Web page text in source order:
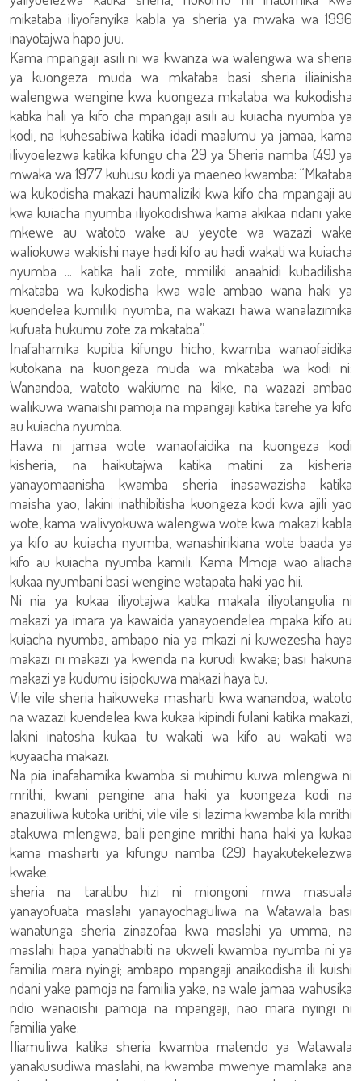
mikataba iliyofanyika kabla ya sheria ya mwaka wa 1996
inayotajwa hapo juu.
Kama mpangaji asili ni wa kwanza wa walengwa wa sheria
ya kuongeza muda wa mkataba basi sheria iliainisha
walengwa wengine kwa kuongeza mkataba wa kukodisha
katika hali ya kifo cha mpangaji asili au kuiacha nyumba ya
kodi, na kuhesabiwa katika idadi maalumu ya jamaa, kama
ilivyoelezwa katika kifungu cha 29 ya Sheria namba (49) ya
mwaka wa 1977 kuhusu kodi ya maeneo kwamba: “Mkataba
wa kukodisha makazi haumaliziki kwa kifo cha mpangaji au
kwa kuiacha nyumba iliyokodishwa kama akikaa ndani yake
mkewe au watoto wake au yeyote wa wazazi wake
waliokuwa wakiishi naye hadi kifo au hadi wakati wa kuiacha
nyumba ... katika hali zote, mmiliki anaahidi kubadilisha
mkataba wa kukodisha kwa wale ambao wana haki ya
kuendelea kumiliki nyumba, na wakazi hawa wanalazimika
kufuata hukumu zote za mkataba”.
Inafahamika kupitia kifungu hicho, kwamba wanaofaidika
kutokana na kuongeza muda wa mkataba wa kodi ni:
Wanandoa, watoto wakiume na kike, na wazazi ambao
walikuwa wanaishi pamoja na mpangaji katika tarehe ya kifo
au kuiacha nyumba.
Hawa ni jamaa wote wanaofaidika na kuongeza kodi
kisheria, na haikutajwa katika matini za kisheria
yanayomaanisha kwamba sheria inasawazisha katika
maisha yao, lakini inathibitisha kuongeza kodi kwa ajili yao
wote, kama walivyokuwa walengwa wote kwa makazi kabla
ya kifo au kuiacha nyumba, wanashirikiana wote baada ya
kifo au kuiacha nyumba kamili. Kama Mmoja wao aliacha
kukaa nyumbani basi wengine watapata haki yao hii.
Ni nia ya kukaa iliyotajwa katika makala iliyotangulia ni
makazi ya imara ya kawaida yanayoendelea mpaka kifo au
kuiacha nyumba, ambapo nia ya mkazi ni kuwezesha haya
makazi ni makazi ya kwenda na kurudi kwake; basi hakuna
makazi ya kudumu isipokuwa makazi haya tu.
Vile vile sheria haikuweka masharti kwa wanandoa, watoto
na wazazi kuendelea kwa kukaa kipindi fulani katika makazi,
lakini inatosha kukaa tu wakati wa kifo au wakati wa
kuyaacha makazi.
Na pia inafahamika kwamba si muhimu kuwa mlengwa ni
mrithi, kwani pengine ana haki ya kuongeza kodi na
anazuiliwa kutoka urithi, vile vile si lazima kwamba kila mrithi
atakuwa mlengwa, bali pengine mrithi hana haki ya kukaa
kama masharti ya kifungu namba (29) hayakutekelezwa
kwake.
sheria na taratibu hizi ni miongoni mwa masuala
yanayofuata maslahi yanayochaguliwa na Watawala basi
wanatunga sheria zinazofaa kwa maslahi ya umma, na
maslahi hapa yanathabiti na ukweli kwamba nyumba ni ya
familia mara nyingi; ambapo mpangaji anaikodisha ili kuishi
ndani yake pamoja na familia yake, na wale jamaa wahusika
ndio wanaoishi pamoja na mpangaji, nao mara nyingi ni
familia yake.
Iliamuliwa katika sheria kwamba matendo ya Watawala
yanakusudiwa maslahi, na kwamba mwenye mamlaka ana